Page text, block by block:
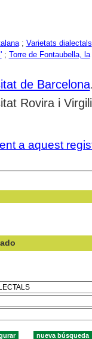
; Varietats dialectals
; Torre de Fontaubella, la
de Barcelona
Rovira i Virgili
a aquest